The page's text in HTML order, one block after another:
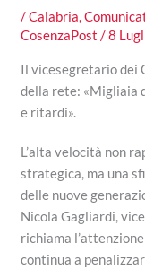
/Calabria,
CosenzaPost/8
Il vicesegretario dei
della rete: «Migliaia
e ritardi».
L’alta velocità non
strategica, ma una
delle nuove
Nicola Gagliardi,
richiama
continua a